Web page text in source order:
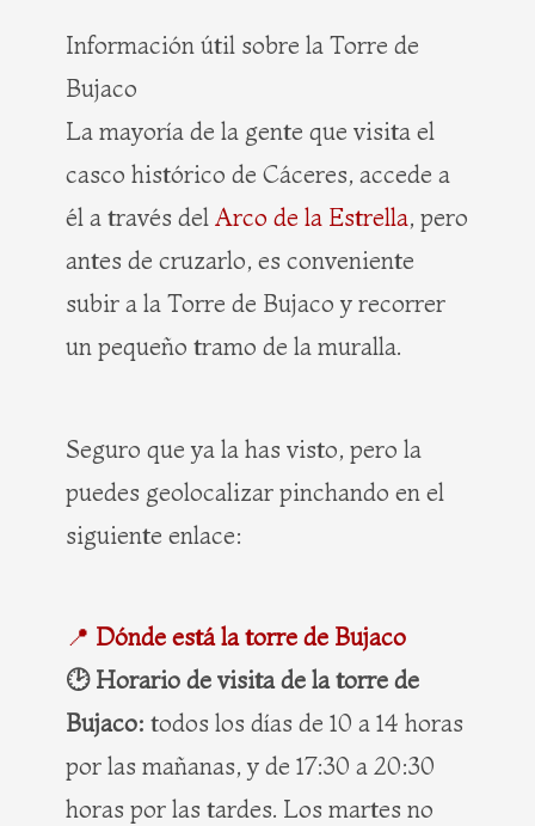
Información útil sobre la Torre de
Bujaco
La mayoría de la gente que visita el
casco histórico de Cáceres, accede a
él a través del Arco de la Estrella, pero
antes de cruzarlo, es conveniente
subir a la Torre de Bujaco y recorrer
un pequeño tramo de la muralla.
Seguro que ya la has visto, pero la
puedes geolocalizar pinchando en el
siguiente enlace:
📍 Dónde está la torre de Bujaco
🕑 Horario de visita de la torre de
Bujaco: todos los días de 10 a 14 horas
por las mañanas, y de 17:30 a 20:30
horas por las tardes. Los martes no